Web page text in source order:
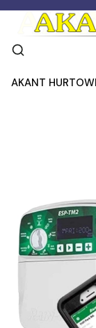
Otwórz
Szukaj
AKANT